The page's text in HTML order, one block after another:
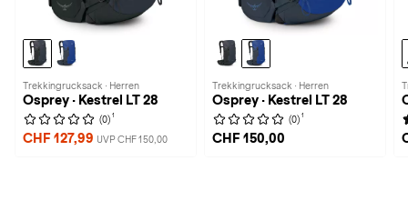
Trekkingrucksack · Herren
Osprey · Kestrel LT 28
(0) 1
CHF 127,99 UVP CHF 150,00
Trekkingrucksack · Herren
Osprey · Kestrel LT 28
(0) 1
CHF 150,00